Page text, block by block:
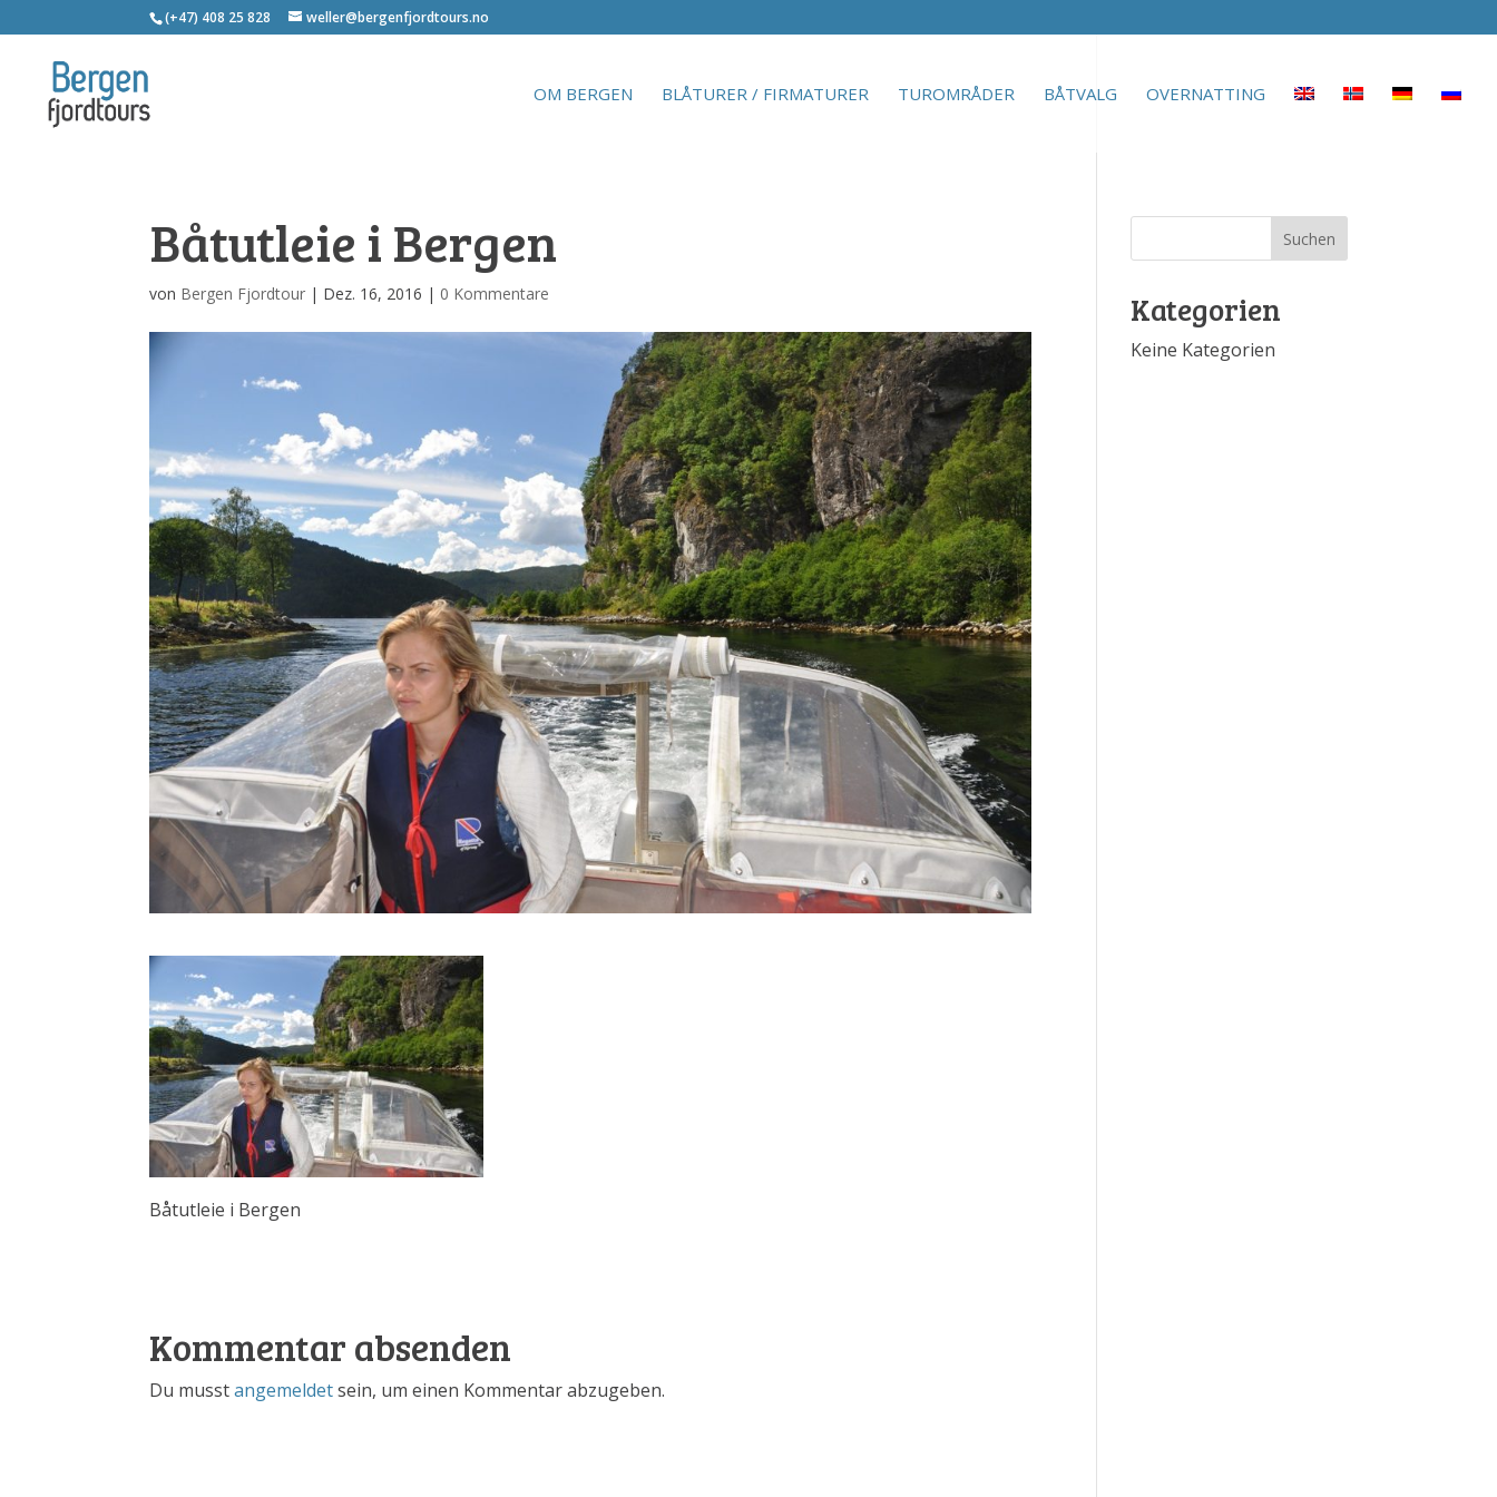
(+47) 408 25 828 weller@bergenfjordtours.no
OM BERGEN BLÅTURER / FIRMATURER TUROMRÅDER BÅTVALG OVERNATTING
Båtutleie i Bergen
von Bergen Fjordtour | Dez. 16, 2016 | 0 Kommentare
Båtutleie i Bergen
Kommentar absenden
Du musstangemeldetsein, um einen Kommentar abzugeben.
Kategorien
Keine Kategorien